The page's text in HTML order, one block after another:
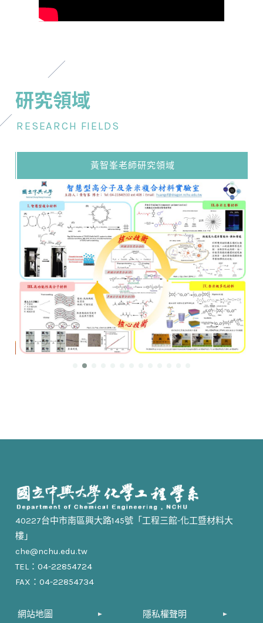
研究領域
RESEARCH FIELDS
黃智峯老師研究領域
40227台中市南區興大路145號「工程三館-化工暨材料大
樓」
che@nchu.edu.tw
TEL：04-22854724
FAX：04-22854734
網站地圖 隱私權聲明